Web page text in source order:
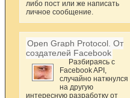
либо пост или же написать
личное сообщение.
Open Graph Protocol. От
создателей Facebook
Разбираясь с
Facebook API,
случайно наткнулся
на другую
интересную разработку от